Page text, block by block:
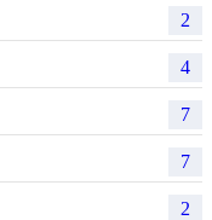
2
4
7
7
2